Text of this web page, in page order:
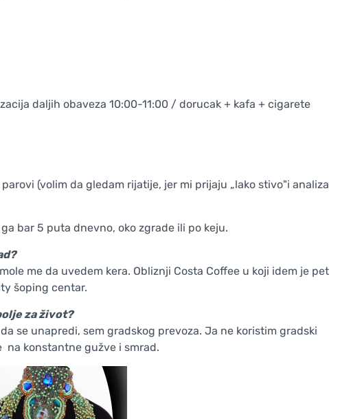
daljih obaveza 10:00-11:00 / dorucak + kafa + cigarete
(volim da gledam rijatije, jer mi prijaju „lako stivo"i analiza
bar 5 puta dnevno, oko zgrade ili po keju.
me da uvedem kera. Obliznji Costa Coffee u koji idem je pet
šoping centar.
za život?
se unapredi, sem gradskog prevoza. Ja ne koristim gradski
na konstantne gužve i smrad.